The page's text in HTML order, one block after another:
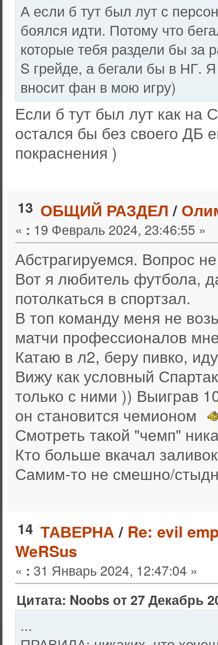
А если б тут был лут с
боялся идти. Потому что
которые тебя раздели бы за
S грейде, а бегали бы в НГ.
вносит фан в мою игру)
Если б тут был лут как на
остался бы без своего ДБ
покраснения )
13 ОБЩИЙ РАЗДЕЛ/
« : 19 Февраль 2024, 23:46:55 »
Абстрагируемся. Вопрос
Вот я любитель футбола,
потолкаться в спортзал.
В топ команду меня не
матчи профессионалов
Катаю в л2, беру пивко,
Вижу как условный
только с ними )) Выиграв
он становится чемионом
Смотреть такой "чемп"
Кто больше вкачал
Самим-то не смешно/
14 ТАВЕРНА/ Re: evil
WeRSus
« : 31 Январь 2024, 12:47:04 »
Цитата: Noobs от 27 Декабрь
...